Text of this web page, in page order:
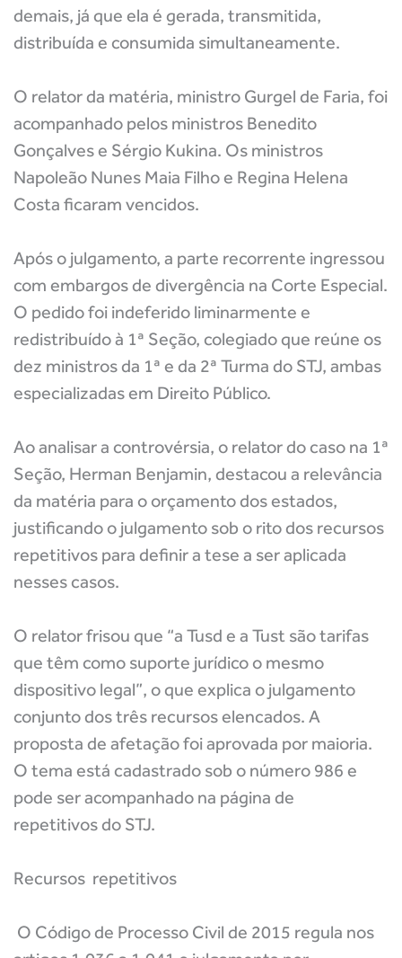
demais, já que ela é gerada, transmitida,
distribuída e consumida simultaneamente.
O relator da matéria, ministro Gurgel de Faria, foi
acompanhado pelos ministros Benedito
Gonçalves e Sérgio Kukina. Os ministros
Napoleão Nunes Maia Filho e Regina Helena
Costa ficaram vencidos.
Após o julgamento, a parte recorrente ingressou
com embargos de divergência na Corte Especial.
O pedido foi indeferido liminarmente e
redistribuído à 1ª Seção, colegiado que reúne os
dez ministros da 1ª e da 2ª Turma do STJ, ambas
especializadas em Direito Público.
Ao analisar a controvérsia, o relator do caso na 1ª
Seção, Herman Benjamin, destacou a relevância
da matéria para o orçamento dos estados,
justificando o julgamento sob o rito dos recursos
repetitivos para definir a tese a ser aplicada
nesses casos.
O relator frisou que “a Tusd e a Tust são tarifas
que têm como suporte jurídico o mesmo
dispositivo legal”, o que explica o julgamento
conjunto dos três recursos elencados. A
proposta de afetação foi aprovada por maioria.
O tema está cadastrado sob o número 986 e
pode ser acompanhado na página de
repetitivos do STJ.
Recursos repetitivos
O Código de Processo Civil de 2015 regula nos